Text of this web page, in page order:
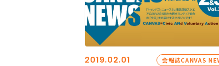
2019.02.01 会報誌CANVAS